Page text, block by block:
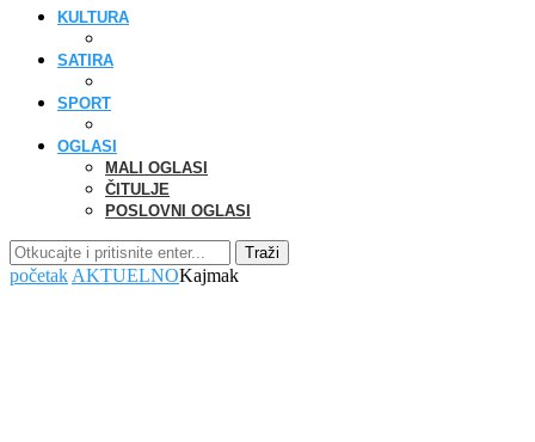
KULTURA
SATIRA
SPORT
OGLASI
MALI OGLASI
ČITULJE
POSLOVNI OGLASI
Traži
početak AKTUELNOKajmak